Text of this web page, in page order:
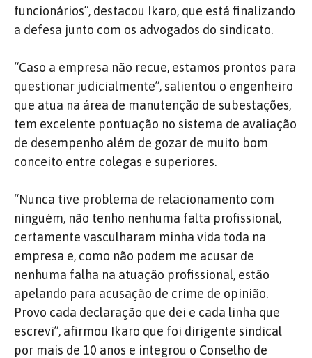
funcionários”, destacou Ikaro, que está finalizando
a defesa junto com os advogados do sindicato.
“Caso a empresa não recue, estamos prontos para
questionar judicialmente”, salientou o engenheiro
que atua na área de manutenção de subestações,
tem excelente pontuação no sistema de avaliação
de desempenho além de gozar de muito bom
conceito entre colegas e superiores.
“Nunca tive problema de relacionamento com
ninguém, não tenho nenhuma falta profissional,
certamente vasculharam minha vida toda na
empresa e, como não podem me acusar de
nenhuma falha na atuação profissional, estão
apelando para acusação de crime de opinião.
Provo cada declaração que dei e cada linha que
escrevi”, afirmou Ikaro que foi dirigente sindical
por mais de 10 anos e integrou o Conselho de